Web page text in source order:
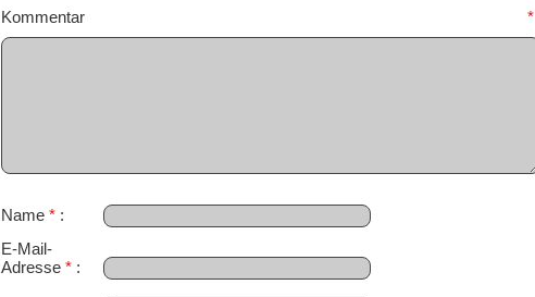
Kommentar *
Name *
E-Mail-
Adresse *